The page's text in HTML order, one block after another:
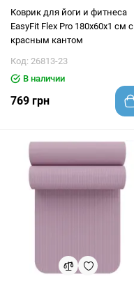
Коврик для йоги и фитнеса
EasyFit Flex Pro 180х60х1 см с
красным кантом
Код: 26813-23
В наличии
769 грн